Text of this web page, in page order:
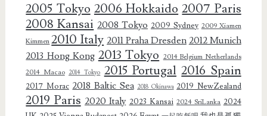
2005 Tokyo 2006 Hokkaido 2007 Paris
2008 Kansai 2008 Tokyo 2009 Sydney 2009 Xiamen
Kimmen 2010 Italy 2011 Praha Dresden 2012 Munich
2013 Hong Kong 2013 Tokyo 2014 Belgium Netherlands
2014 Macao 2014 Tokyo 2015 Portugal 2016 Spain
2017 Morac 2018 Baltic Sea 2018 Okinawa 2019 NewZealand
2019 Paris 2020 Italy 2023 Kansai 2024 SriLanka 2024